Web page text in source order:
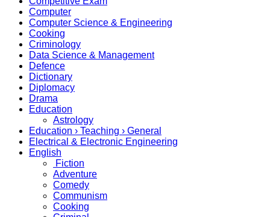
Computer
Computer Science & Engineering
Cooking
Criminology
Data Science & Management
Defence
Dictionary
Diplomacy
Drama
Education
Astrology
Education › Teaching › General
Electrical & Electronic Engineering
English
Fiction
Adventure
Comedy
Communism
Cooking